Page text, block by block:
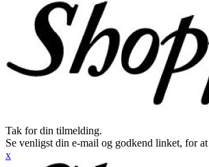
Tak for din tilmelding.
Se venligst din e-mail og godkend linket, for
x